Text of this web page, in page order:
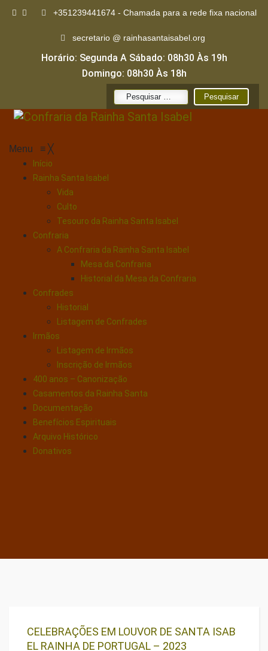
+351239441674 - Chamada para a rede fixa nacional
secretario @ rainhasantaisabel.org
Horário: Segunda A Sábado: 08h30 Às 19h
Domingo: 08h30 Às 18h
Pesquisar
Menu ≡ ╳
Início
Rainha Santa Isabel
Vida
Culto
Tesouro da Rainha Santa Isabel
Confraria
A Confraria da Rainha Santa Isabel
Mesa da Confraria
Historial da Mesa da Confraria
Confrades
Historial
Listagem de Confrades
Irmãos
Listagem de Irmãos
Inscrição de Irmãos
400 anos – Canonização
Casamentos da Rainha Santa
Documentação
Benefícios Espirituais
Arquivo Histórico
Donativos
CELEBRAÇÕES EM LOUVOR DE SANTA ISAB
EL RAINHA DE PORTUGAL – 2023